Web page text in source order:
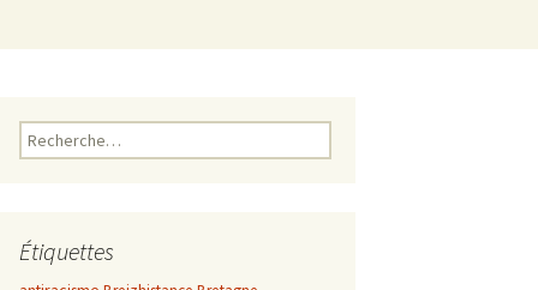
Rechercher :
Étiquettes